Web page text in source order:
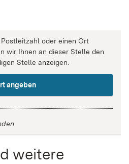
oder einen Ort
wir Ihnen an dieser Stelle den
Stelle anzeigen.
angeben
weitere